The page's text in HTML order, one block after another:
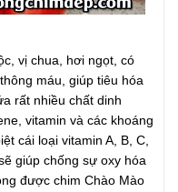
vị chua, hơi ngọt, có
máu, giúp tiêu hóa
rất nhiều chất dinh
vitamin và các khoáng
cái loại vitamin A, B, C,
giúp chống sự oxy hóa
được chim Chào Mào